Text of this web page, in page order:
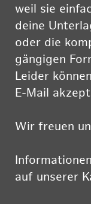
weil sie
deine
oder die
gängigen
Leider
E-Mail
Wir freuen
auf unserer